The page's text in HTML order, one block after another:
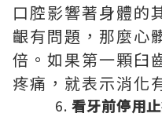
口腔影響著身體的
齦有問題，那麼心
倍。如果第一顆臼
疼痛，就表示消化
看牙前停用